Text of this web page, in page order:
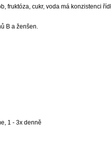
fruktóza, cukr, voda má konzistenci
B a ženšen.
1 - 3x denně